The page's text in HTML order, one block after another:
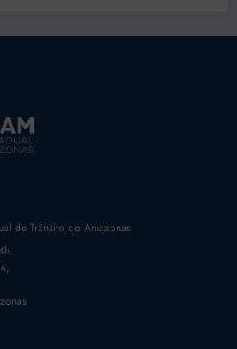
de Trânsito do Amazonas